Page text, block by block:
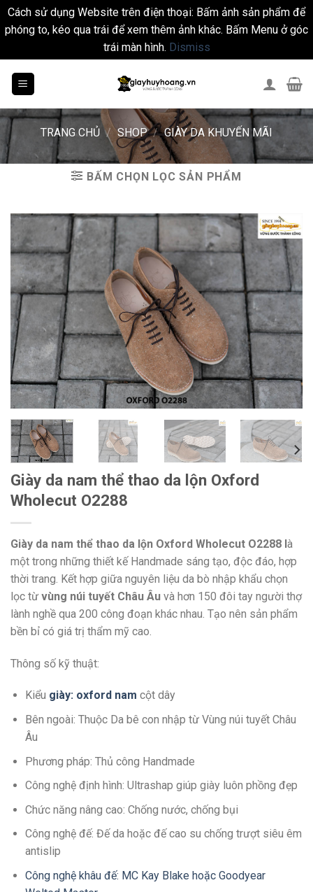
Cách sử dụng Website trên điện thoại: Bấm ảnh sản phẩm để
phóng to, kéo qua trái để xem thêm ảnh khác. Bấm Menu ở góc
trái màn hình. Dismiss
TRANG CHỦ / SHOP / GIÀY DA KHUYẾN MÃI
BẤM CHỌN LỌC SẢN PHẨM
Giày da nam thể thao da lộn Oxford
Wholecut O2288
Giày da nam thể thao da lộn Oxford Wholecut O2288 là
một trong những thiết kế Handmade sáng tạo, độc đáo, hợp
thời trang. Kết hợp giữa nguyên liệu da bò nhập khẩu chọn
lọc từ vùng núi tuyết Châu Âu và hơn 150 đôi tay người thợ
lành nghề qua 200 công đoạn khác nhau. Tạo nên sản phẩm
bền bỉ có giá trị thẩm mỹ cao.
Thông số kỹ thuật:
Kiểu giày: oxford nam cột dây
Bên ngoài: Thuộc Da bê con nhập từ Vùng núi tuyết Châu
Âu
Phương pháp: Thủ công Handmade
Công nghệ định hình: Ultrashap giúp giày luôn phồng đẹp
Chức năng nâng cao: Chống nước, chống bụi
Công nghệ đế: Đế da hoặc đế cao su chống trượt siêu êm
antislip
Công nghệ khâu đế: MC Kay Blake hoặc Goodyear